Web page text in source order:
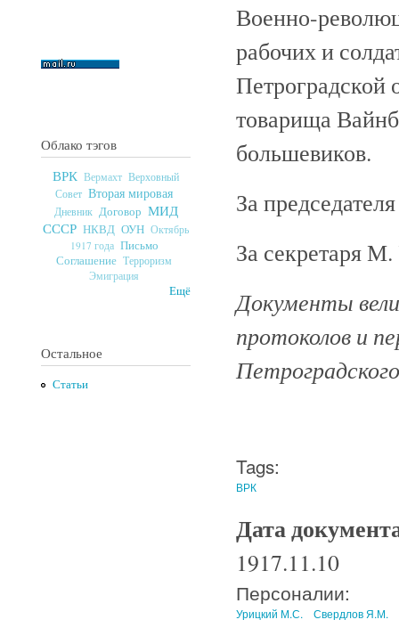
Облако тэгов
ВРК Вермахт Верховный
Совет Вторая мировая
Дневник Договор МИД
СССР НКВД ОУН Октябрь
1917 года Письмо
Соглашение Терроризм
Эмиграция
Ещё
Остальное
Статьи
Военно-
рабочих и
Петроградской
товарища
большевиков.
За
За секретаря
Документы
протоколов и
Tags:
ВРК
Дата
1917.11.10
Персоналии:
Урицкий М.С. Свердлов Я.М.